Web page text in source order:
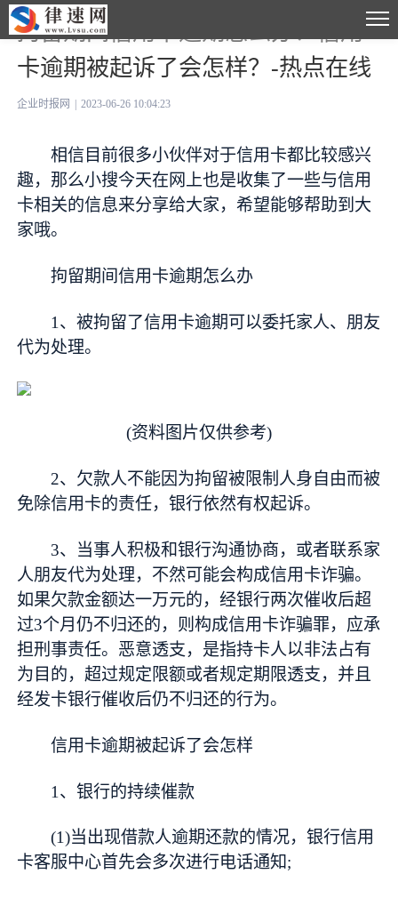
拘留期间信用卡逾期怎么办？信用
卡逾期被起诉了会怎样？-热点在线
企业时报网 2023-06-26 10:04:23
相信目前很多小伙伴对于信用卡都比较感兴
趣，那么小搜今天在网上也是收集了一些与信用
卡相关的信息来分享给大家，希望能够帮助到大
家哦。
拘留期间信用卡逾期怎么办
1、被拘留了信用卡逾期可以委托家人、朋友
代为处理。
(资料图片仅供参考)
2、欠款人不能因为拘留被限制人身自由而被
免除信用卡的责任，银行依然有权起诉。
3、当事人积极和银行沟通协商，或者联系家
人朋友代为处理，不然可能会构成信用卡诈骗。
如果欠款金额达一万元的，经银行两次催收后超
过3个月仍不归还的，则构成信用卡诈骗罪，应承
担刑事责任。恶意透支，是指持卡人以非法占有
为目的，超过规定限额或者规定期限透支，并且
经发卡银行催收后仍不归还的行为。
信用卡逾期被起诉了会怎样
1、银行的持续催款
(1)当出现借款人逾期还款的情况，银行信用
卡客服中心首先会多次进行电话通知;